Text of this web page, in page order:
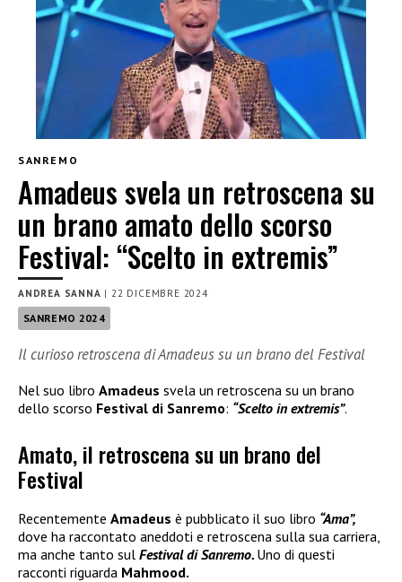
SANREMO
Amadeus svela un retroscena su
un brano amato dello scorso
Festival: “Scelto in extremis”
ANDREA SANNA |22 DICEMBRE 2024
SANREMO 2024
Il curioso retroscena di Amadeus su un brano del Festival
Nel suo libro Amadeus svela un retroscena su un brano
dello scorso Festival di Sanremo: “Scelto in extremis”.
Amato, il retroscena su un brano del
Festival
Recentemente Amadeus è pubblicato il suo libro “Ama”,
dove ha raccontato aneddoti e retroscena sulla sua carriera,
ma anche tanto sul Festival di Sanremo. Uno di questi
racconti riguarda Mahmood.